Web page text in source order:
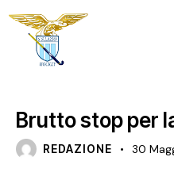
Brutto stop per
REDAZIONE 30